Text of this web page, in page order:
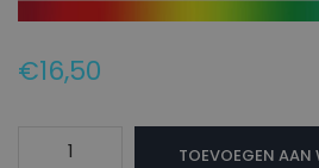
€16,50
VOLKSWAGEN
TOEVOEGEN AAN